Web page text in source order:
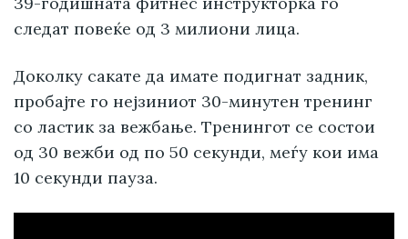
следат повеќе од 3 милиони лица.
Доколку сакате да имате подигнат задник,
пробајте го нејзиниот 30-минутен тренинг
со ластик за вежбање. Тренингот се состои
од 30 вежби од по 50 секунди, меѓу кои има
10 секунди пауза.